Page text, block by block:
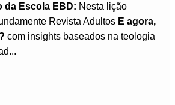
da Escola EBD: Nesta lição
Revista Adultos E agora,
com insights baseados na teologia